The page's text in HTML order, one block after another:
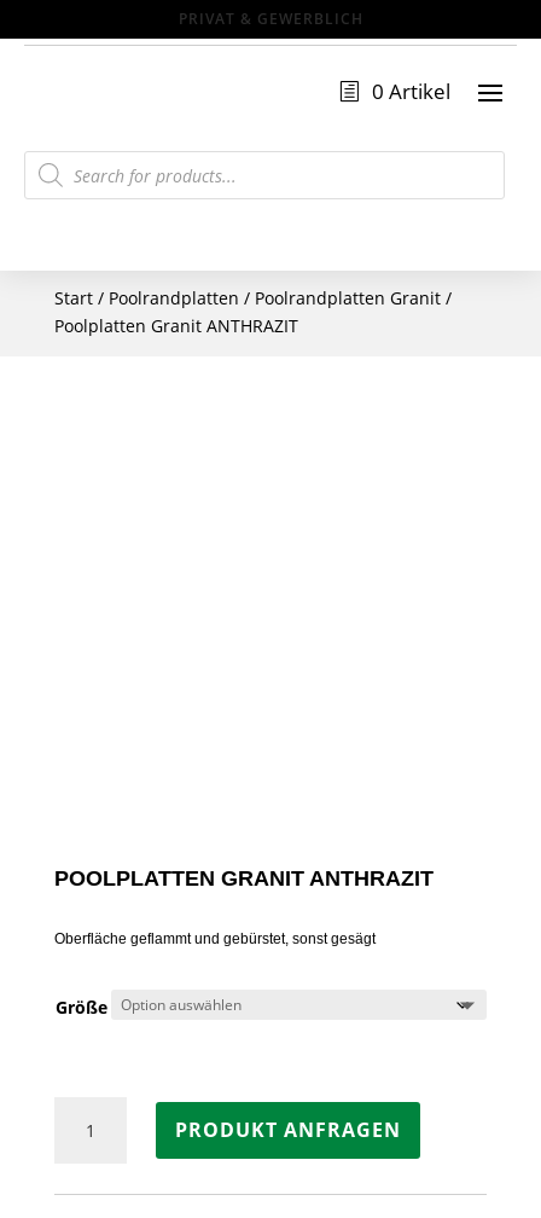
PRIVAT & GEWERBLICH
0 Artikel
Products
search
Start/ Poolrandplatten / Poolrandplatten Granit/
Poolplatten Granit ANTHRAZIT
POOLPLATTEN GRANIT ANTHRAZIT
Oberfläche geflammt und gebürstet, sonst gesägt
Größe
Granit
Menge
PRODUKT ANFRAGEN